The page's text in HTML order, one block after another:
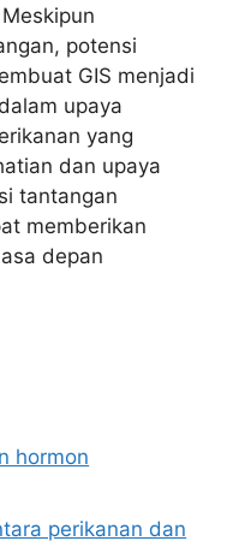
potensi
GIS menjadi
upaya
yang
dan upaya
tantangan
memberikan
depan
hormon
perikanan dan